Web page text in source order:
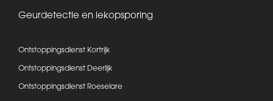
Geurdetectie en lekopsporing
Ontstoppingsdienst Kortrijk
Ontstoppingsdienst Deerlijk
Ontstoppingsdienst Roeselare